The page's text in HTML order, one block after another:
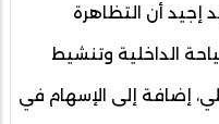
أن التظاهرة
الداخلية وتنشيط
إضافة إلى الإسهام في